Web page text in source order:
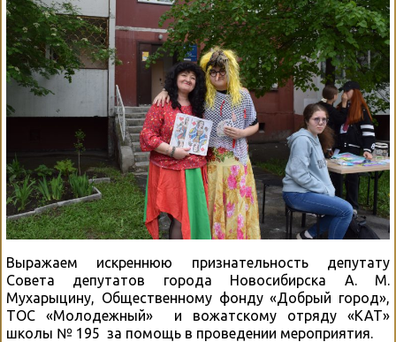
Выражаем искреннюю признательность депутату
Совета депутатов города Новосибирска А. М.
Мухарыцину, Общественному фонду «Добрый город»,
ТОС «Молодежный» и вожатскому отряду «КАТ»
школы № 195 за помощь в проведении мероприятия.